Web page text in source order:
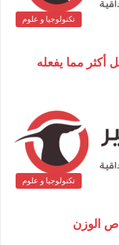
تكنولوجيا و علوم
أكثر مما يفعله
تكنولوجيا و علوم
الوزن